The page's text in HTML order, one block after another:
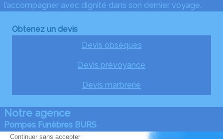
l’accompagner avec dignité dans son dernier voyage.
Obtenez un devis
Devis obsèques
Devis prévoyance
Devis marbrerie
Notre agence
Pompes Funèbres BURS